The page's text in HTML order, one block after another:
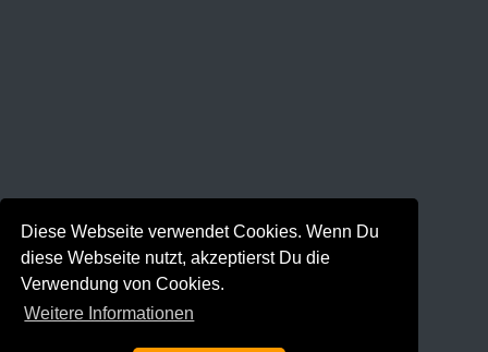
Diese Webseite verwendet Cookies. Wenn Du
diese Webseite nutzt, akzeptierst Du die
Verwendung von Cookies.
Weitere Informationen